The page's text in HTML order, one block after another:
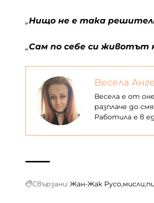
„Нищо не е така
„Сам по себе си животът
Весела
Весела е от
разплаче до
Работила е в
Свързани: Жан-Жак Русо мисли